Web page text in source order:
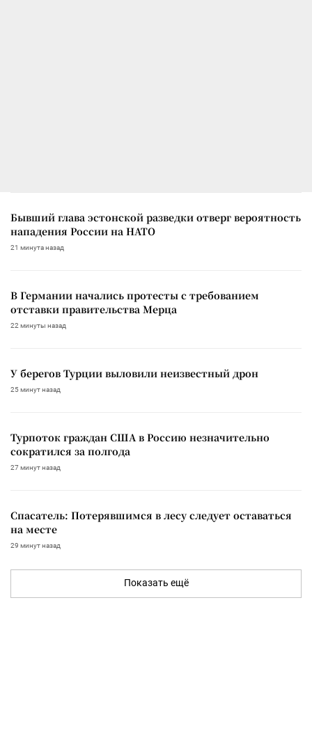
Бывший глава эстонской разведки отверг вероятность
нападения России на НАТО
21 минута назад
В Германии начались протесты с требованием
отставки правительства Мерца
22 минуты назад
У берегов Турции выловили неизвестный дрон
25 минут назад
Турпоток граждан США в Россию незначительно
сократился за полгода
27 минут назад
Спасатель: Потерявшимся в лесу следует оставаться
на месте
29 минут назад
Показать ещё